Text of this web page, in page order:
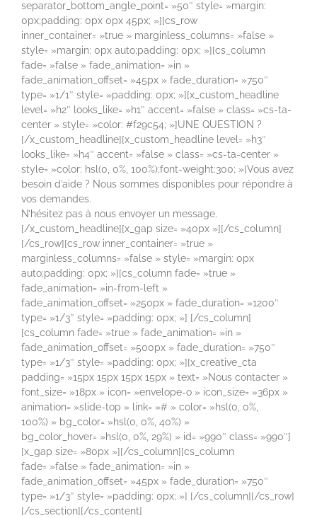
separator_bottom_angle_point= »50″ style= »margin:
0px;padding: 0px 0px 45px; »][cs_row
inner_container= »true » marginless_columns= »false »
style= »margin: 0px auto;padding: 0px; »][cs_column
fade= »false » fade_animation= »in »
fade_animation_offset= »45px » fade_duration= »750″
type= »1/1″ style= »padding: 0px; »][x_custom_headline
level= »h2″ looks_like= »h1″ accent= »false » class= »cs-ta-
center » style= »color: #f29c54; »]UNE QUESTION ?
[/x_custom_headline][x_custom_headline level= »h3″
looks_like= »h4″ accent= »false » class= »cs-ta-center »
style= »color: hsl(0, 0%, 100%);font-weight:300; »]Vous avez
besoin d’aide ? Nous sommes disponibles pour répondre à
vos demandes.
N’hésitez pas à nous envoyer un message.
[/x_custom_headline][x_gap size= »40px »][/cs_column]
[/cs_row][cs_row inner_container= »true »
marginless_columns= »false » style= »margin: 0px
auto;padding: 0px; »][cs_column fade= »true »
fade_animation= »in-from-left »
fade_animation_offset= »250px » fade_duration= »1200″
type= »1/3″ style= »padding: 0px; »] [/cs_column]
[cs_column fade= »true » fade_animation= »in »
fade_animation_offset= »500px » fade_duration= »750″
type= »1/3″ style= »padding: 0px; »][x_creative_cta
padding= »15px 15px 15px 15px » text= »Nous contacter »
font_size= »18px » icon= »envelope-o » icon_size= »36px »
animation= »slide-top » link= »# » color= »hsl(0, 0%,
100%) » bg_color= »hsl(0, 0%, 40%) »
bg_color_hover= »hsl(0, 0%, 29%) » id= »990″ class= »990″]
[x_gap size= »80px »][/cs_column][cs_column
fade= »false » fade_animation= »in »
fade_animation_offset= »45px » fade_duration= »750″
type= »1/3″ style= »padding: 0px; »] [/cs_column][/cs_row]
[/cs_section][/cs_content]